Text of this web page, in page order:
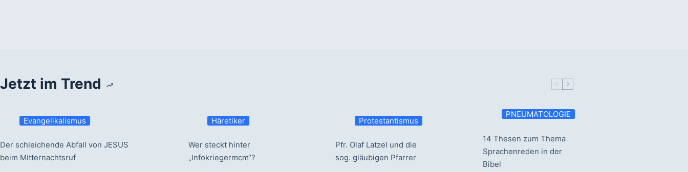
Jetzt im Trend
Evangelikalismus
Der schleichende Abfall von JESUS
beim Mitternachtsruf
Häretiker
Wer steckt hinter
„Infokriegermcm“?
Protestantismus
Pfr. Olaf Latzel und die
sog. gläubigen Pfarrer
PNEUMATOLOGIE
14 Thesen zum Thema
Sprachenreden in der
Bibel